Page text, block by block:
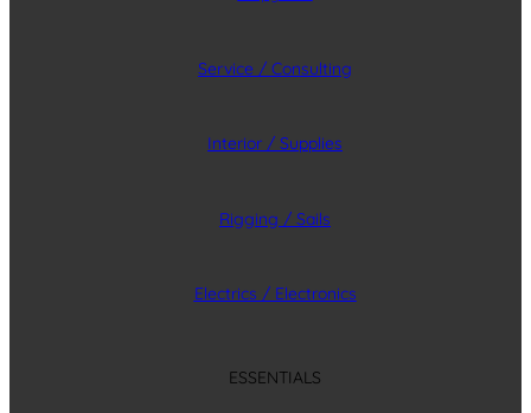
Service / Consulting
Interior / Supplies
Rigging / Sails
Electrics / Electronics
ESSENTIALS